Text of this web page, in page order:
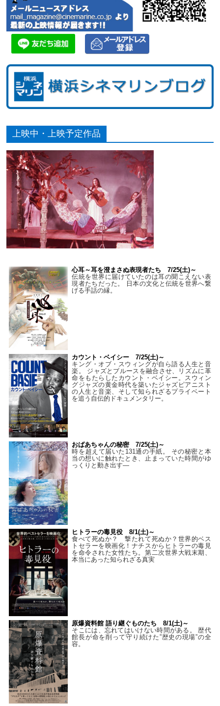
上映中・上映予定作品
心耳～耳を澄まさぬ表現者たち 7/25(土)～
伝統を世界に届けていたのは耳の聞こえない表
現者たちだった。 日本の文化と伝統を世界へ繋
げる手話の縁。
カウント・ベイシー 7/25(土)～
キング・オブ・スウィングが自ら語る人生と音
楽。 ジャズとブルースを融合させ、リズムに革
命をもたらしたカウント・ベイシー。スウィン
グジャズの黄金時代を築いたジャズピアニスト
の人生と音楽、そして知られざるプライベート
を追う自伝的ドキュメンタリー。
おばあちゃんの秘密 7/25(土)～
時を超えて届いた131通の手紙。 その秘密と本
当の想いに触れたとき、止まっていた時間がゆ
っくりと動き出す―
ヒトラーの毒見役 8/1(土)～
食べて死ぬか？ 撃たれて死ぬか？世界的ベス
トセラーを映画化！ナチスからヒトラーの毒見
を命令された女性たち。第二次世界大戦末期、
本当にあった知られざる真実
原爆資料館 語り継ぐものたち 8/1(土)～
そこには、忘れてはいけない時間がある。 歴代
館長が命を削って守り続けた”歴史の現場”の全
容。